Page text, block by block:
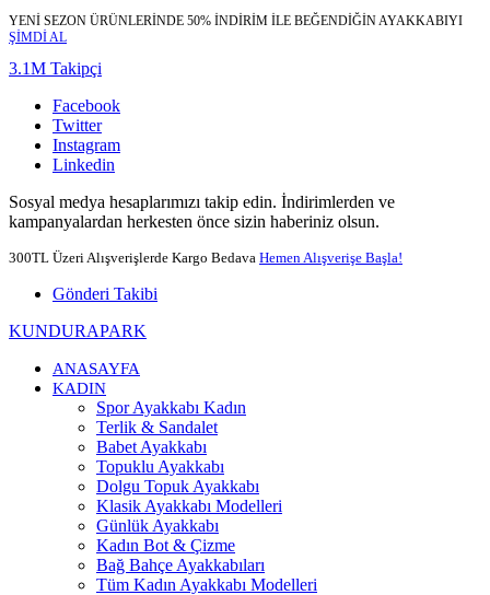
YENİ SEZON ÜRÜNLERİNDE 50% İNDİRİM İLE BEĞENDİĞİN AYAKKABIYI
ŞİMDİ AL
3.1M Takipçi
Facebook
Twitter
Instagram
Linkedin
Sosyal medya hesaplarımızı takip edin. İndirimlerden ve
kampanyalardan herkesten önce sizin haberiniz olsun.
300TL Üzeri Alışverişlerde Kargo Bedava Hemen Alışverişe Başla!
Gönderi Takibi
KUNDURAPARK
ANASAYFA
KADIN
Spor Ayakkabı Kadın
Terlik & Sandalet
Babet Ayakkabı
Topuklu Ayakkabı
Dolgu Topuk Ayakkabı
Klasik Ayakkabı Modelleri
Günlük Ayakkabı
Kadın Bot & Çizme
Bağ Bahçe Ayakkabıları
Tüm Kadın Ayakkabı Modelleri